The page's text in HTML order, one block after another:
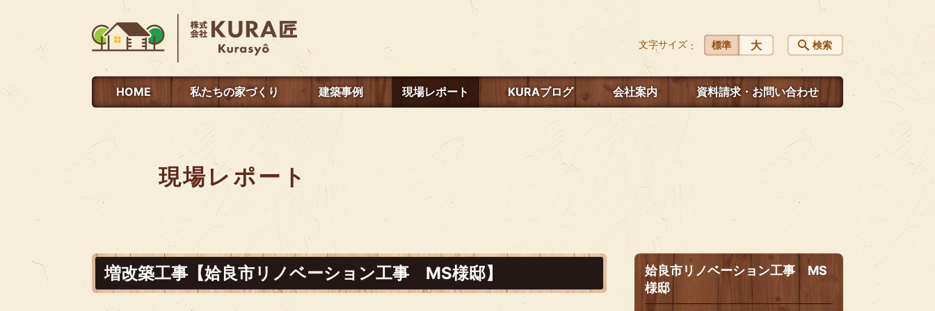
HOME 私たちの家づくり 建築事例 現場レポート KURAブログ 会社案内 資料請求・お問い合わせ
検索
文字サイズ 標準 大
現場レポート
増改築工事【姶良市リノベーション工事 MS様邸】
姶良市リノベーション工事 MS
様邸